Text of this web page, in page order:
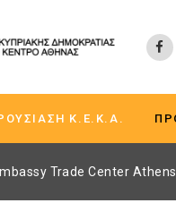
K.Ε.Κ.A.
Trade Center Athens